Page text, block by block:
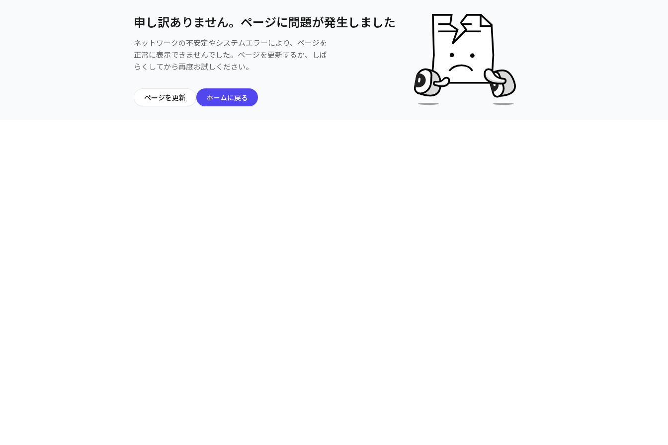
申し訳ありません。ページに問題が発生しました
ネットワークの不安定やシステムエラーにより、ページを
正常に表示できませんでした。ページを更新するか、しば
らくしてから再度お試しください。
ページを更新 ホームに戻る